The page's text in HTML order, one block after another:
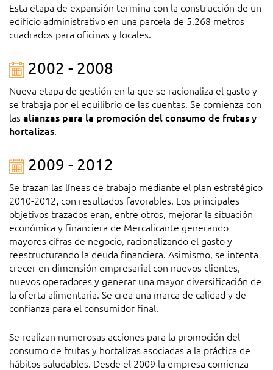
Esta etapa de expansión termina con la construcción de un
edificio administrativo en una parcela de 5.268 metros
cuadrados para oficinas y locales.
2002 - 2008
Nueva etapa de gestión en la que se racionaliza el gasto y
se trabaja por el equilibrio de las cuentas. Se comienza con
lasalianzas para la promoción del consumo de frutas y
hortalizas.
​ 2009 - 2012
Se trazan las líneas de trabajo mediante el plan estratégico
2010-2012, con resultados favorables. Los principales
objetivos trazados eran, entre otros, mejorar la situación
económica y financiera de Mercalicante generando
mayores cifras de negocio, racionalizando el gasto y
reestructurando la deuda financiera. Asimismo, se intenta
crecer en dimensión empresarial con nuevos clientes,
nuevos operadores y generar una mayor diversificación de
la oferta alimentaria. Se crea una marca de calidad y de
confianza para el consumidor final.
Se realizan numerosas acciones para la promoción del
consumo de frutas y hortalizas asociadas a la práctica de
hábitos saludables. Desde el 2009 la empresa comienza